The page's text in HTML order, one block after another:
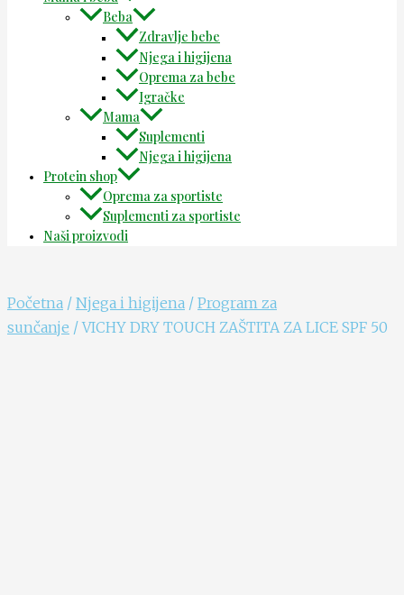
Beba
Zdravlje bebe
Njega i higijena
Oprema za bebe
Igračke
Mama
Suplementi
Njega i higijena
Protein shop
Oprema za sportiste
Suplementi za sportiste
Naši proizvodi
Početna / Njega i higijena / Program za
sunčanje / VICHY DRY TOUCH ZAŠTITA ZA LICE SPF 50